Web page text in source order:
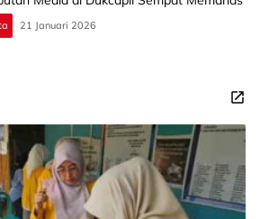
21 Januari 2026